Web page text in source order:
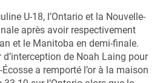
U-18, l’Ontario et la Nouvelle-
après avoir respectivement
et le Manitoba en demi-finale.
de Noah Laing pour
a remporté l’or à la maison